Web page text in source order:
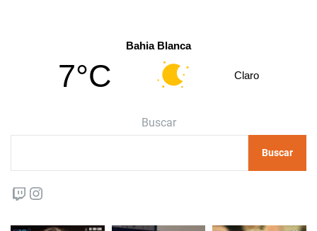
Bahia Blanca
7°C Claro
Buscar
Buscar
Twitch